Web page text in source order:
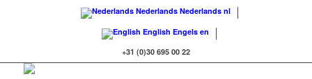
Nederlands Nederlands nl
English Engels en
+31 (0)30 695 00 22